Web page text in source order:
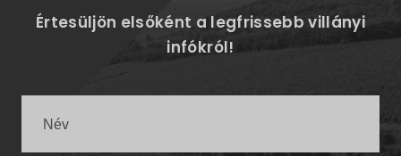
Értesüljön elsőként a legfrissebb villányi
infókról!